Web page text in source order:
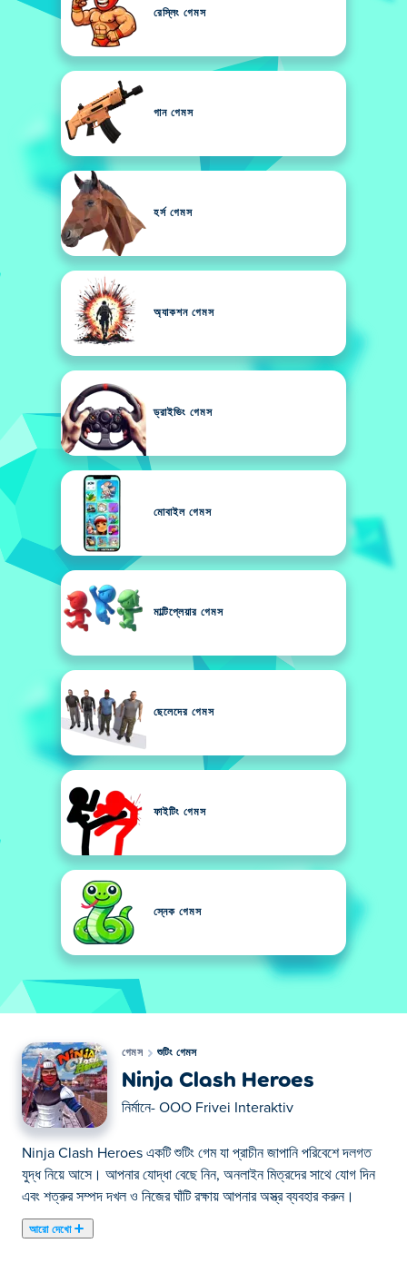
রেস্লিং গেমস
গান গেমস
হর্স গেমস
অ্যাকশন গেমস
ড্রাইভিং গেমস
মোবাইল গেমস
মাল্টিপ্লেয়ার গেমস
ছেলেদের গেমস
ফাইটিং গেমস
স্নেক গেমস
গেমস শুটিং গেমস
Ninja Clash Heroes
নির্মানে- OOO Frivei Interaktiv
Ninja Clash Heroes একটি শুটিং গেম যা প্রাচীন জাপানি পরিবেশে দলগত
যুদ্ধ নিয়ে আসে। আপনার যোদ্ধা বেছে নিন, অনলাইন মিত্রদের সাথে যোগ দিন
এবং শত্রুর সম্পদ দখল ও নিজের ঘাঁটি রক্ষায় আপনার অস্ত্র ব্যবহার করুন।
আরো দেখো